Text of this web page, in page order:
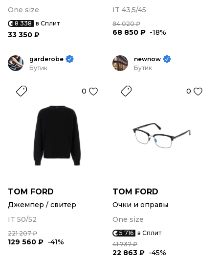
One size
8 338 в Сплит
33 350 ₽
IT 43,5/45
84 020 ₽
68 850 ₽ -18%
garderobe
Бутик
0
TOM FORD
Джемпер / свитер
IT 50/52
221 207 ₽
129 560 ₽ -41%
newnow
Бутик
0
TOM FORD
Очки и оправы
One size
5 716 в Сплит
41 737 ₽
22 863 ₽ -45%